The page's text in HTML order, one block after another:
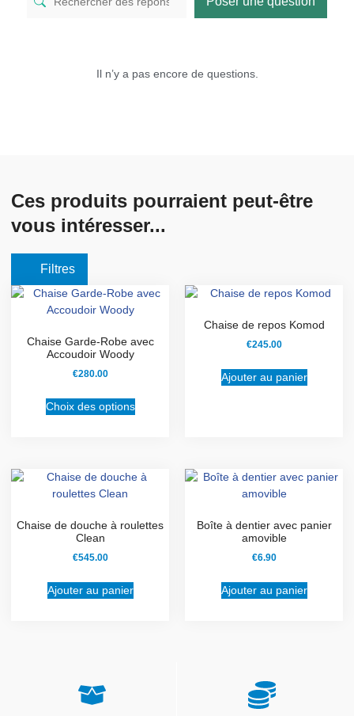
Il n’y a pas encore de questions.
Ces produits pourraient peut-être
vous intéresser...
Filtres
Chaise Garde-Robe avec
Accoudoir Woody
€280.00
Choix des options
Chaise de repos Komod
€245.00
Ajouter au panier
Chaise de douche à roulettes
Clean
€545.00
Ajouter au panier
Boîte à dentier avec panier
amovible
€6.90
Ajouter au panier